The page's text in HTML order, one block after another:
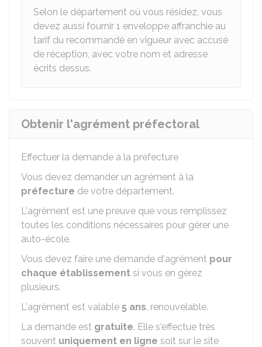
Selon le département où vous résidez, vous
devez aussi fournir 1 enveloppe affranchie au
tarif du recommandé en vigueur avec accusé
de réception, avec votre nom et adresse
écrits dessus.
Obtenir l'agrément préfectoral
Effectuer la demande à la préfecture
Vous devez demander un agrément à la
préfecture de votre département.
L'agrément est une preuve que vous remplissez
toutes les conditions nécessaires pour gérer une
auto-école.
Vous devez faire une demande d'agrément pour
chaque établissement si vous en gérez
plusieurs.
L'agrément est valable 5 ans, renouvelable.
La demande est gratuite. Elle s'effectue très
souvent uniquement en ligne soit sur le site